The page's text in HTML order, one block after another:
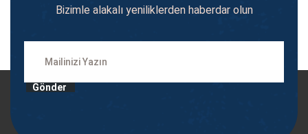
Bizimle alakalı yeniliklerden haberdar olun
Gönder